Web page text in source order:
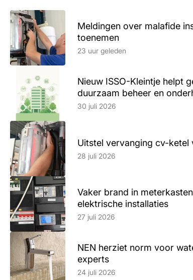
Meldingen over malafide
toenemen
Lees artikel
23 uur geleden
Nieuw ISSO-Kleintje helpt
duurzaam beheer en
Lees artikel
30 juli 2026
Uitstel vervanging cv-
Lees artikel
28 juli 2026
Vaker brand in
elektrische installaties
Lees artikel
27 juli 2026
NEN herziet norm voor
experts
Lees artikel
24 juli 2026